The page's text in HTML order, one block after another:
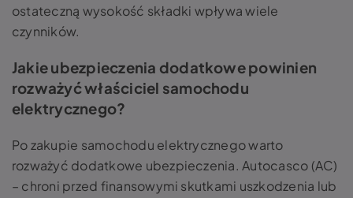
ostateczną wysokość składki wpływa wiele
czynników.
Jakie ubezpieczenia dodatkowe powinien
rozważyć właściciel samochodu
elektrycznego?
Po zakupie samochodu elektrycznego warto
rozważyć dodatkowe ubezpieczenia. Autocasco (AC)
– chroni przed finansowymi skutkami uszkodzenia lub